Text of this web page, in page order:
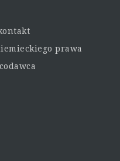
prawa